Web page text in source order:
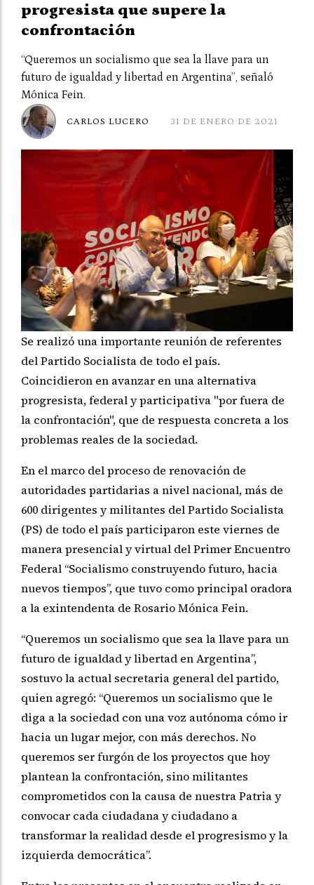
progresista que supere la
confrontación
“Queremos un socialismo que sea la llave para un
futuro de igualdad y libertad en Argentina”, señaló
Mónica Fein.
31 DE ENERO DE 2021
CARLOS LUCERO
Se realizó una importante reunión de referentes
del Partido Socialista de todo el país.
Coincidieron en avanzar en una alternativa
progresista, federal y participativa "por fuera de
la confrontación", que de respuesta concreta a los
problemas reales de la sociedad.
En el marco del proceso de renovación de
autoridades partidarias a nivel nacional, más de
600 dirigentes y militantes del Partido Socialista
(PS) de todo el país participaron este viernes de
manera presencial y virtual del Primer Encuentro
Federal “Socialismo construyendo futuro, hacia
nuevos tiempos”, que tuvo como principal oradora
a la exintendenta de Rosario Mónica Fein.
“Queremos un socialismo que sea la llave para un
futuro de igualdad y libertad en Argentina”,
sostuvo la actual secretaria general del partido,
quien agregó: “Queremos un socialismo que le
diga a la sociedad con una voz autónoma cómo ir
hacia un lugar mejor, con más derechos. No
queremos ser furgón de los proyectos que hoy
plantean la confrontación, sino militantes
comprometidos con la causa de nuestra Patria y
convocar cada ciudadana y ciudadano a
transformar la realidad desde el progresismo y la
izquierda democrática”.